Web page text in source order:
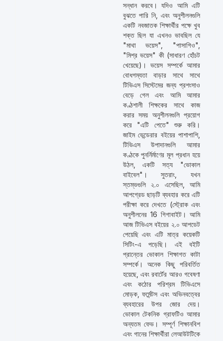
সন্ধান করবে। যদিও আমি এটি
বুঝতে পারি নি, এবং অনুশীলনগুলি
একটি নবজাতক শিক্ষার্থীর পক্ষে খুব
শক্ত ছিল যা এখনও ভাবছিল যে
"মাথা ভয়েস", "পাসাগিও",
"মিশ্র ভয়েস" কী (সাধারণ হোঁচট
খেয়েছে)। ভয়েস সম্পর্কে আমার
বোধগম্যতা বাড়ার সাথে সাথে
টিভিএস সিস্টেমের জন্য প্রশংসাও
বেড়ে গেল এবং আমি আমার
কণ্ঠশালী শিক্ষকের সাথে কাজ
করার সময় অনুশীলনগুলি প্রয়োগ
করে "এটি পেতে" শুরু করি।
জাইম ভেন্ডেরার বইয়ের পাশাপাশি,
টিভিএস উপাদানগুলি আমার
কণ্ঠকে পুনর্নির্মাণের মূল প্রধান হয়ে
উঠল, একটি সত্য "ভোকাল
বাইবেল"। সুতরাং, যখন
স্তম্ভগুলি ২.০ এসেছিল, আমি
আপগ্রেড ছাড়টি ব্যবহার করে এটি
পরীক্ষা করে দেখতে (স্ট্রোক এবং
অনুশীলনের 16 গিগাবাইট। আমি
আজ টিভিএস বইয়ের ২.০ আপডেট
পেয়েছি এবং এটি মাত্র কয়েকটি
সিটিং-এ পড়েছি। এই বইটি
প্রান্তের ভোকাল শিক্ষাগত কাটা
সম্পর্কে। অনেক কিছু পরিবর্তিত
হয়েছে, এবং রবার্টের আরও গবেষণা
এবং কঠোর পরিশ্রম টিভিএসে
মোড়ক, ফর্মেন্টস এবং অভিনবত্বের
ব্যবহারের উপর জোর দেয়।
ভোকাল টেকনিক গ্রাফটিও আমার
অন্যতম ফেভ। সম্পূর্ণ শিক্ষানবিশ
এবং গানের শিক্ষার্থীরা লেআউটটিকে